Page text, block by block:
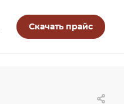
Скачать прайс